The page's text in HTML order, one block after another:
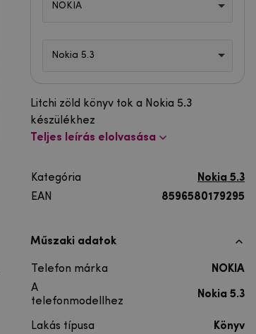
NOKIA
Nokia 5.3
Litchi zöld könyv tok a Nokia 5.3
készülékhez
Teljes leírás elolvasása
Kategória
Nokia 5.3
EAN
8596580179295
Műszaki adatok
Telefon márka
NOKIA
A
telefonmodellhez
Nokia 5.3
Lakás típusa
Könyv